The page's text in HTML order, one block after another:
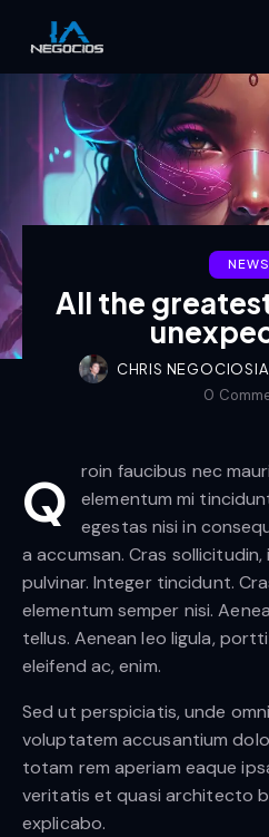
NEWS
All the
CHRIS NEGOCIOSIA
0
Q
roin faucibus nec
elementum mi
egestas nisi in
a accumsan. Cras
pulvinar. Integer tincidunt.
elementum semper nisi.
tellus. Aenean leo ligula,
eleifend ac, enim.
Sed ut perspiciatis, unde
voluptatem accusantium
totam rem aperiam eaque
veritatis et quasi architecto
explicabo.